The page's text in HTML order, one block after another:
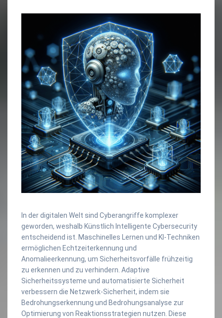
In der digitalen Welt sind Cyberangriffe komplexer
geworden, weshalb Künstlich Intelligente Cybersecurity
entscheidend ist. Maschinelles Lernen und KI-Techniken
ermöglichen Echtzeiterkennung und
Anomalieerkennung, um Sicherheitsvorfälle frühzeitig
zu erkennen und zu verhindern. Adaptive
Sicherheitssysteme und automatisierte Sicherheit
verbessern die Netzwerk-Sicherheit, indem sie
Bedrohungserkennung und Bedrohungsanalyse zur
Optimierung von Reaktionsstrategien nutzen. Diese